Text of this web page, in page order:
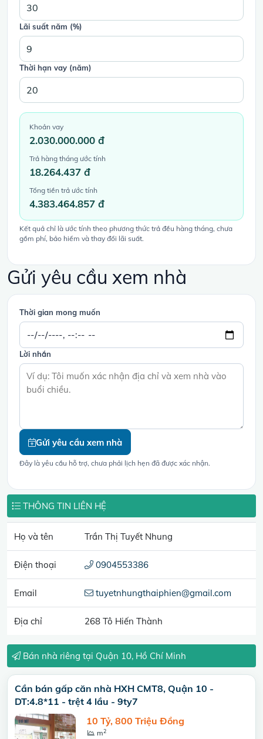
Lãi suất năm (%)
Thời hạn vay (năm)
Khoản vay
2.030.000.000 đ
Trả hàng tháng ước tính
18.264.437 đ
Tổng tiền trả ước tính
4.383.464.857 đ
Kết quả chỉ là ước tính theo phương thức trả đều hàng tháng, chưa
gồm phí, bảo hiểm và thay đổi lãi suất.
Gửi yêu cầu xem nhà
Thời gian mong muốn
Lời nhắn
Gửi yêu cầu xem nhà
Đây là yêu cầu hỗ trợ, chưa phải lịch hẹn đã được xác nhận.
THÔNG TIN LIÊN HỆ
Họ và tên Trần Thị Tuyết Nhung
Điện thoại 0904553386
Email tuyetnhungthaiphien@gmail.com
Địa chỉ 268 Tô Hiến Thành
Bán nhà riêng tại Quận 10, Hồ Chí Minh
Cần bán gấp căn nhà HXH CMT8, Quận 10 -
DT:4.8*11 - trệt 4 lầu - 9ty7
10 Tỷ, 800 Triệu Đồng
m2